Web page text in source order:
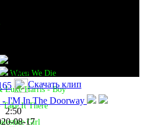
- When We Die
Luke Harris - Boy
It There
Girl
Скачать клип
2:50
08-17